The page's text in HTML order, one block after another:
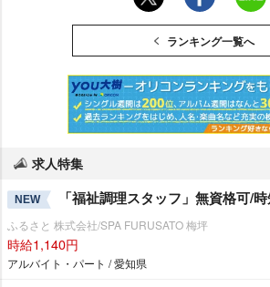
ランキング一覧へ
求人特集
NEW 「福祉調理スタッフ」無資格可/
ふるさと 株式会社/SPA FURUSATO 梅坪
時給1,140円
アルバイト・パート / 愛知県